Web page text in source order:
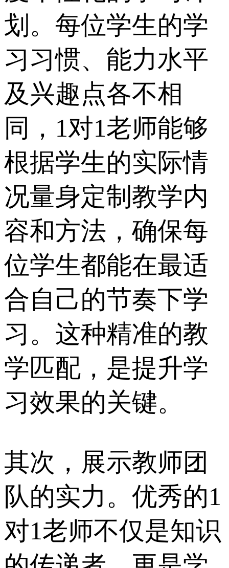
划。每位学生的学
习习惯、能力水平
及兴趣点各不相
同，1对1老师能够
根据学生的实际情
况量身定制教学内
容和方法，确保每
位学生都能在最适
合自己的节奏下学
习。这种精准的教
学匹配，是提升学
习效果的关键。
其次，展示教师团
队的实力。优秀的1
对1老师不仅是知识